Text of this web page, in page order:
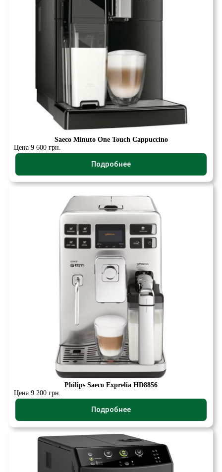
Saeco Minuto One Touch Cappuccino
Цена 9 600 грн.
Подробнее
Philips Saeco Exprelia HD8856
Цена 9 200 грн.
Подробнее